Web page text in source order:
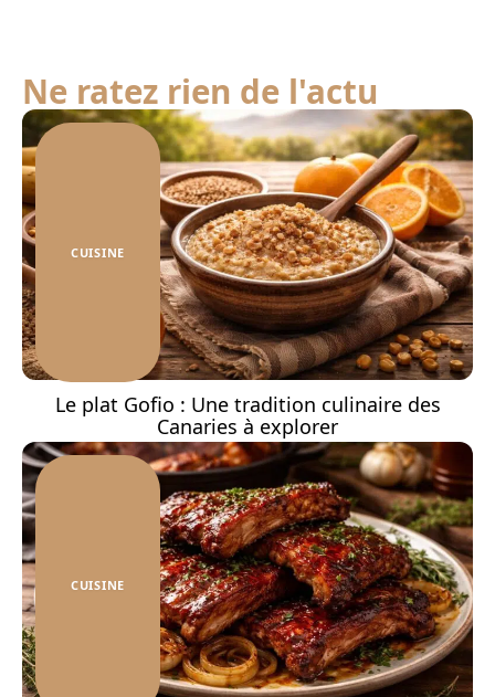
Ne ratez rien de l'actu
CUISINE
Le plat Gofio : Une tradition culinaire des
Canaries à explorer
CUISINE